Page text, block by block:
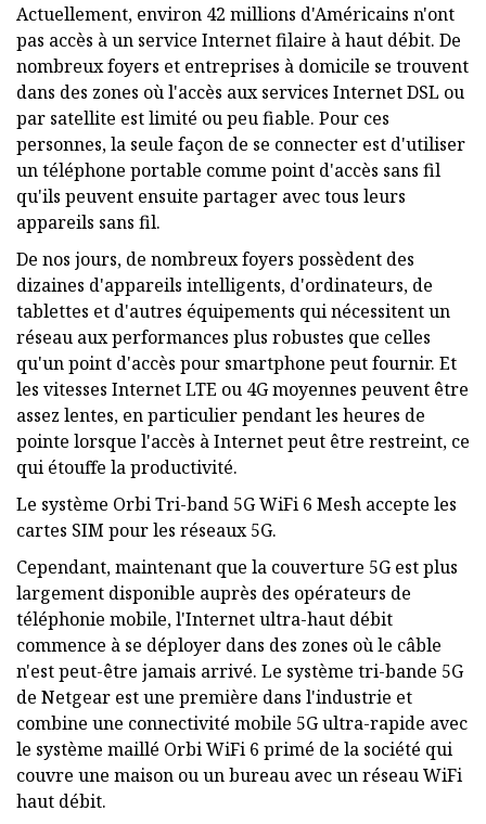
Actuellement, environ 42 millions d'Américains n'ont
pas accès à un service Internet filaire à haut débit. De
nombreux foyers et entreprises à domicile se trouvent
dans des zones où l'accès aux services Internet DSL ou
par satellite est limité ou peu fiable. Pour ces
personnes, la seule façon de se connecter est d'utiliser
un téléphone portable comme point d'accès sans fil
qu'ils peuvent ensuite partager avec tous leurs
appareils sans fil.
De nos jours, de nombreux foyers possèdent des
dizaines d'appareils intelligents, d'ordinateurs, de
tablettes et d'autres équipements qui nécessitent un
réseau aux performances plus robustes que celles
qu'un point d'accès pour smartphone peut fournir. Et
les vitesses Internet LTE ou 4G moyennes peuvent être
assez lentes, en particulier pendant les heures de
pointe lorsque l'accès à Internet peut être restreint, ce
qui étouffe la productivité.
Le système Orbi Tri-band 5G WiFi 6 Mesh accepte les
cartes SIM pour les réseaux 5G.
Cependant, maintenant que la couverture 5G est plus
largement disponible auprès des opérateurs de
téléphonie mobile, l'Internet ultra-haut débit
commence à se déployer dans des zones où le câble
n'est peut-être jamais arrivé. Le système tri-bande 5G
de Netgear est une première dans l'industrie et
combine une connectivité mobile 5G ultra-rapide avec
le système maillé Orbi WiFi 6 primé de la société qui
couvre une maison ou un bureau avec un réseau WiFi
haut débit.